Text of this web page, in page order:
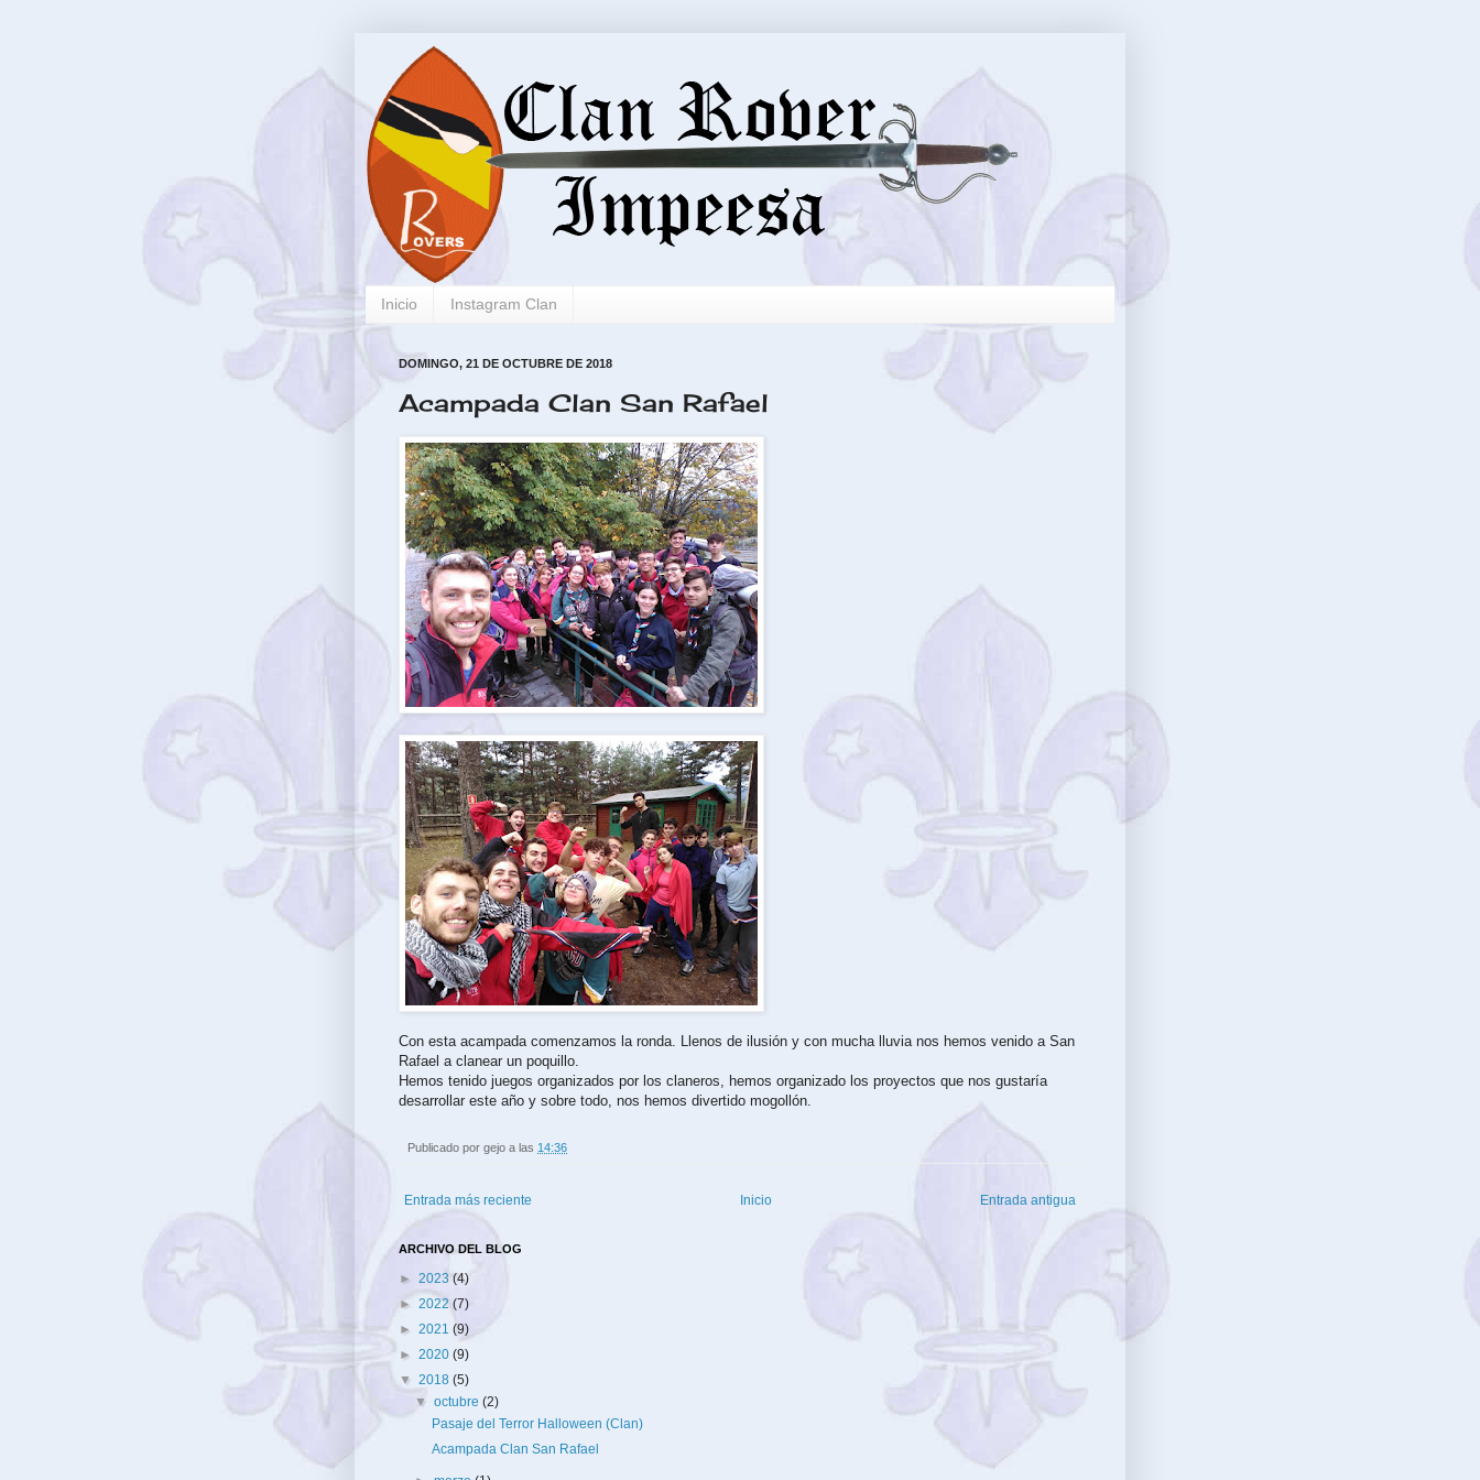
Inicio Instagram Clan
DOMINGO, 21 DE OCTUBRE DE 2018
Acampada Clan San Rafael
Con esta acampada comenzamos la ronda. Llenos de ilusión y con mucha lluvia nos hemos venido a San
Rafael a clanear un poquillo.
Hemos tenido juegos organizados por los claneros, hemos organizado los proyectos que nos gustaría
desarrollar este año y sobre todo, nos hemos divertido mogollón.
Publicado por gejo a las 14:36
Entrada más reciente Entrada antigua
Inicio
ARCHIVO DEL BLOG
► 2023 (4)
► 2022 (7)
► 2021 (9)
► 2020 (9)
▼ 2018 (5)
▼octubre(2)
Pasaje del Terror Halloween (Clan)
Acampada Clan San Rafael